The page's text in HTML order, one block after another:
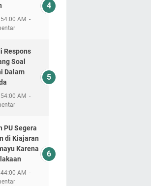
AM
Respons
Soal
Dalam
AM
PU Segera
di Kiajaran
Karena
AM